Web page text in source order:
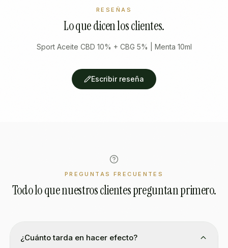
RESEÑAS
Lo que dicen los clientes.
Sport Aceite CBD 10% + CBG 5% | Menta 10ml
Escribir reseña
PREGUNTAS FRECUENTES
Todo lo que nuestros clientes preguntan primero.
¿Cuánto tarda en hacer efecto?